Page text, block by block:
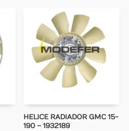
HELICE RADIADOR GMC 15-
190 – 1932189